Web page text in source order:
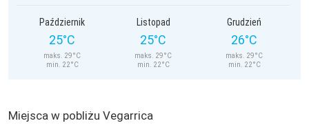
Październik
25°C
maks. 29°C
min. 22°C
Listopad
25°C
maks. 29°C
min. 22°C
Grudzień
26°C
maks. 29°C
min. 22°C
Miejsca w pobliżu Vegarrica